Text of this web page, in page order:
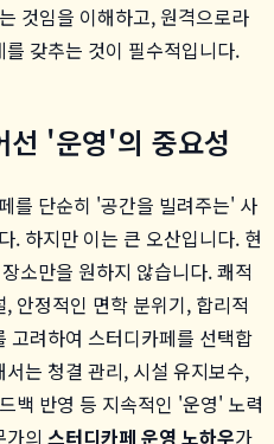
것임을 이해하고, 원격으로라
갖추는 것이 필수적입니다.
선 '운영'의 중요성
를 단순히 '공간을 빌려주는' 사
. 하지만 이는 큰 오산입니다. 현
소만을 원하지 않습니다. 쾌적
안정적인 면학 분위기, 합리적
고려하여 스터디카페를 선택합
는 청결 관리, 시설 유지보수,
백 반영 등 지속적인 '운영' 노력
의 스터디카페 운영 노하우가